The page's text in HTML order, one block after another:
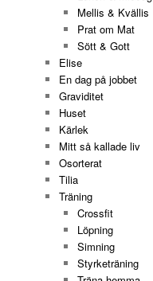
Mellis & Kvällis
Prat om Mat
Sött & Gott
Elise
En dag på jobbet
Graviditet
Huset
Kärlek
Mitt så kallade liv
Osorterat
Tilia
Träning
Crossfit
Löpning
Simning
Styrketräning